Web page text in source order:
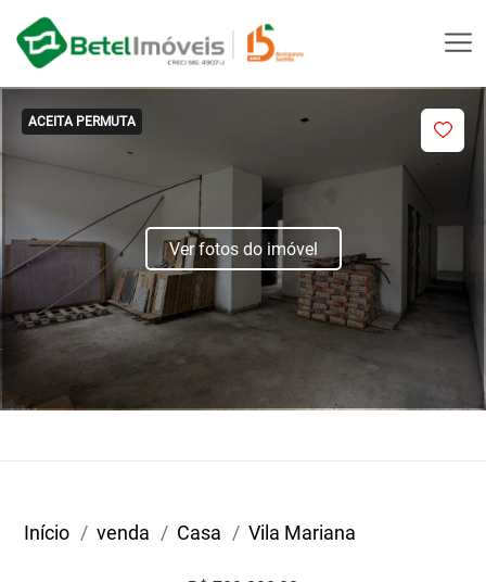
ACEITA PERMUTA
Ver fotos do imóvel
Início venda Casa Vila Mariana